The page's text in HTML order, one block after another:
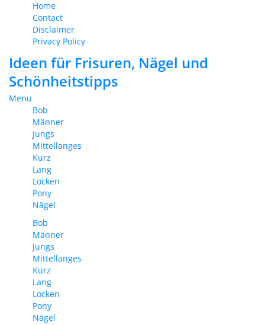
Home
Contact
Disclaimer
Privacy Policy
Ideen für Frisuren, Nägel und
Schönheitstipps
Menu
Bob
Männer
Jungs
Mittellanges
Kurz
Lang
Locken
Pony
Nägel
Bob
Männer
Jungs
Mittellanges
Kurz
Lang
Locken
Pony
Nägel